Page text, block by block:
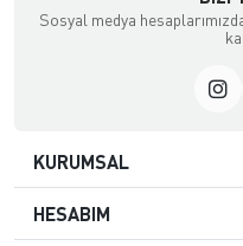
Sosyal medya
KURUMSAL
HESABIM